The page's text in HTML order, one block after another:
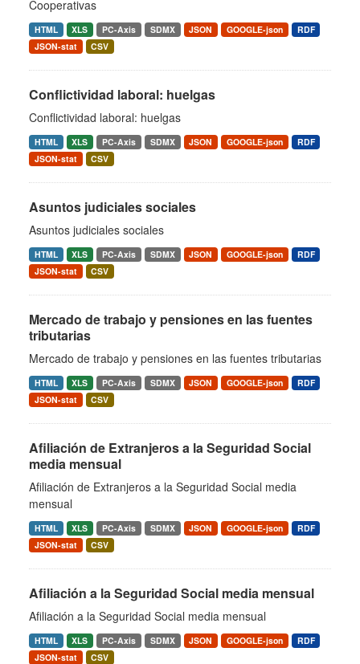
Cooperativas
HTML XLS PC-Axis SDMX JSON GOOGLE-json
RDF
JSON-stat
CSV
Conflictividad laboral: huelgas
Conflictividad laboral: huelgas
HTML XLS PC-Axis SDMX JSON GOOGLE-json
RDF
JSON-stat
CSV
Asuntos judiciales sociales
Asuntos judiciales sociales
HTML XLS PC-Axis SDMX JSON GOOGLE-json
RDF
JSON-stat
CSV
Mercado de trabajo y pensiones en las fuentes
tributarias
Mercado de trabajo y pensiones en las fuentes tributarias
HTML XLS PC-Axis SDMX JSON GOOGLE-json
RDF
JSON-stat
CSV
Afiliación de Extranjeros a la Seguridad Social
media mensual
Afiliación de Extranjeros a la Seguridad Social media
mensual
HTML XLS PC-Axis SDMX JSON GOOGLE-json
RDF
JSON-stat
CSV
Afiliación a la Seguridad Social media mensual
Afiliación a la Seguridad Social media mensual
HTML XLS PC-Axis SDMX JSON GOOGLE-json
RDF
JSON-stat
CSV